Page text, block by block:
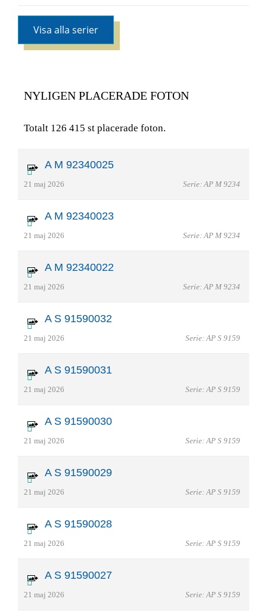
Visa alla serier
NYLIGEN PLACERADE FOTON
Totalt 126 415 st placerade foton.
A M 92340025
21 maj 2026 Serie: AP M 9234
A M 92340023
21 maj 2026 Serie: AP M 9234
A M 92340022
21 maj 2026 Serie: AP M 9234
A S 91590032
21 maj 2026 Serie: AP S 9159
A S 91590031
21 maj 2026 Serie: AP S 9159
A S 91590030
21 maj 2026 Serie: AP S 9159
A S 91590029
21 maj 2026 Serie: AP S 9159
A S 91590028
21 maj 2026 Serie: AP S 9159
A S 91590027
21 maj 2026 Serie: AP S 9159